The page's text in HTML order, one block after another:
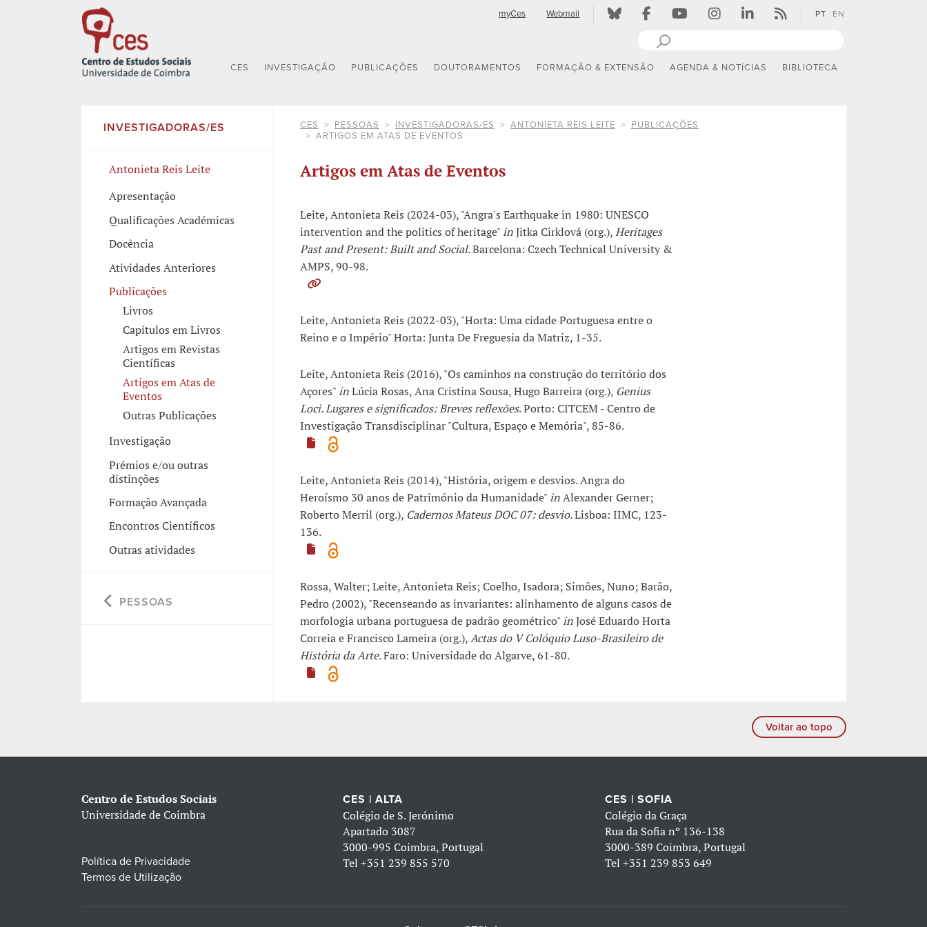
myCes Webmail PT EN
CES INVESTIGAÇÃO PUBLICAÇÕES DOUTORAMENTOS FORMAÇÃO & EXTENSÃO AGENDA & NOTÍCIAS BIBLIOTECA
INVESTIGADORAS/ES
Antonieta Reis Leite
Apresentação
Qualificações Académicas
Docência
Atividades Anteriores
Publicações
Livros
Capítulos em Livros
Artigos em Revistas
Científicas
Artigos em Atas de
Eventos
Outras Publicações
Investigação
Prémios e/ou outras
distinções
Formação Avançada
Encontros Científicos
Outras atividades
PESSOAS
CES PESSOAS INVESTIGADORAS/ES ANTONIETA REIS LEITE
PUBLICAÇÕES
ARTIGOS EM ATAS DE EVENTOS
Artigos em Atas de Eventos
Leite, Antonieta Reis (2024-03), "Angra's Earthquake in 1980: UNESCO
intervention and the politics of heritage"inJitka Cirklová (org.),Heritages
Past and Present: Built and Social. Barcelona: Czech Technical University &
AMPS, 90-98.
Leite, Antonieta Reis (2022-03), "Horta: Uma cidade Portuguesa entre o
Reino e o Império" Horta: Junta De Freguesia da Matriz, 1-35.
Leite, Antonieta Reis (2016), "Os caminhos na construção do território dos
Açores"inLúcia Rosas, Ana Cristina Sousa, Hugo Barreira (org.), Genius
Loci. Lugares e significados: Breves reflexões. Porto: CITCEM - Centro de
Investigação Transdisciplinar "Cultura, Espaço e Memória", 85-86.
Leite, Antonieta Reis (2014), "História, origem e desvios. Angra do
Heroísmo 30 anos de Património da Humanidade"inAlexander Gerner;
Roberto Merril (org.), Cadernos Mateus DOC 07: desvio. Lisboa: IIMC, 123-
136.
Rossa, Walter; Leite, Antonieta Reis; Coelho, Isadora; Simões, Nuno; Barão,
Pedro (2002), "Recenseando as invariantes: alinhamento de alguns casos de
morfologia urbana portuguesa de padrão geométrico"inJosé Eduardo Horta
Correia e Francisco Lameira (org.),Actas do V Colóquio Luso-Brasileiro de
História da Arte. Faro: Universidade do Algarve, 61-80.
Voltar ao topo
Centro de Estudos Sociais
Universidade de Coimbra
Política de Privacidade
Termos de Utilização
CES | ALTA
Colégio de S. Jerónimo
Apartado 3087
3000-995 Coimbra, Portugal
Tel+351 239 855 570
CES | SOFIA
Colégio da Graça
Rua da Sofia nº 136-138
3000-389 Coimbra, Portugal
Tel +351 239 853 649